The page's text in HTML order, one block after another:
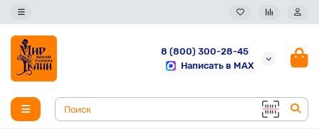
8 (800) 300-28-45
Написать в MAX